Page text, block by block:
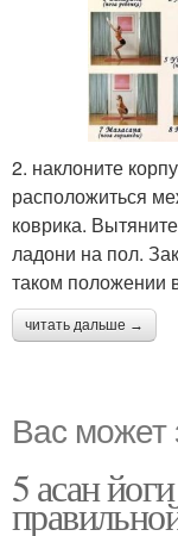
2. наклоните
расположиться
коврика.
ладони на пол.
таком положении
читать дальше →
Вас может
5 асан